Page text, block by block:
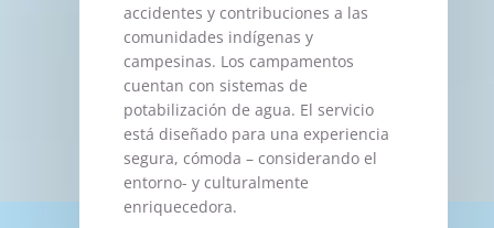
accidentes y contribuciones a las
comunidades indígenas y
campesinas. Los campamentos
cuentan con sistemas de
potabilización de agua. El servicio
está diseñado para una experiencia
segura, cómoda – considerando el
entorno- y culturalmente
enriquecedora.